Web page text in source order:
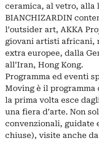
ceramica, al vetro, alla
BIANCHIZARDIN
l’outsider art, AKKA
giovani artisti africani,
extra europee, dalla
all’Iran, Hong Kong.
Programma ed eventi
Moving è il
la prima volta esce
una fiera d’arte. Non
convenzionali, guidate
chiuse), visite anche